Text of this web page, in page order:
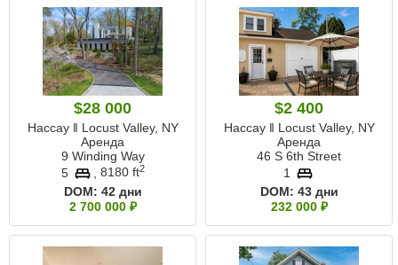
$28 000
Нассау ‖ Locust Valley, NY
Аренда
9 Winding Way
5
8180 ft2
DOM: 42 дни
2 700 000 ₽
$2 400
Нассау ‖ Locust Valley, NY
Аренда
46 S 6th Street
1
DOM: 43 дни
232 000 ₽